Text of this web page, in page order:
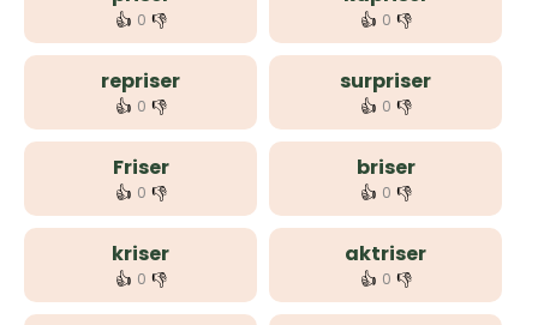
👍 0 👎 👍 0 👎
repriser
👍 0 👎
surpriser
👍 0 👎
Friser
👍 0 👎
briser
👍 0 👎
kriser
👍 0 👎
aktriser
👍 0 👎